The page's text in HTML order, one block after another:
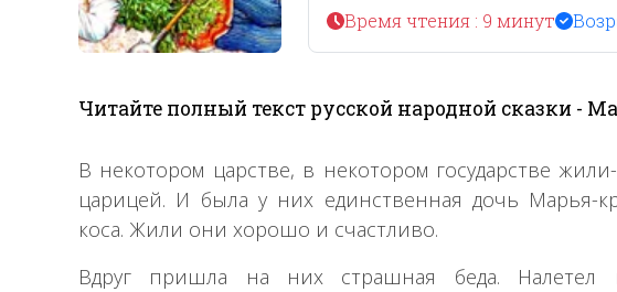
Время чтения : 9 минут
Читайте полный текст русской народной сказки -
В некотором царстве, в некотором государстве
царицей. И была у них единственная дочь Марья-
коса. Жили они хорошо и счастливо.
Вдруг пришла на них страшная беда. Налетел